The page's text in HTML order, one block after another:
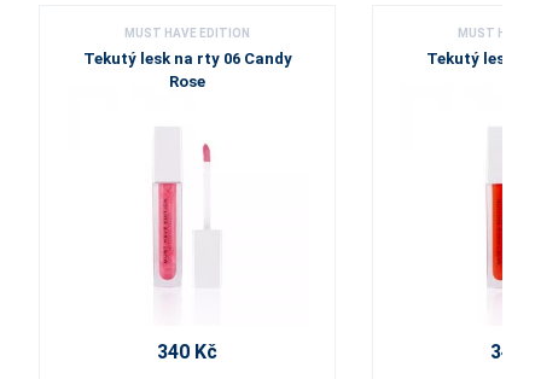
MUST HAVE EDITION
Tekutý lesk na rty 06 Candy
Rose
340 Kč
MUST HAVE
Tekutý lesk na
340